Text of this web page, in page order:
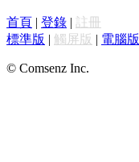
首頁 | 登錄 | 註冊
標準版 | 觸屏版 | 電腦版
© Comsenz Inc.